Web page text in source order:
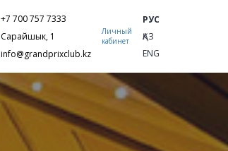
+7 700 757 7333
Сарайшык, 1
info@grandprixclub.kz
Личный
кабинет
РУС
ҚАЗ
ENG